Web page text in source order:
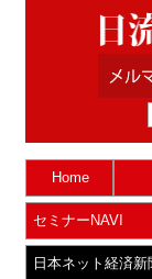
Home
セミナーNAVI
日本ネット経済新